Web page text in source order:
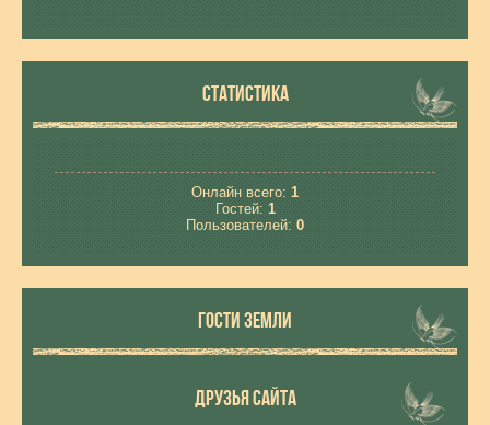
СТАТИСТИКА
Онлайн всего: 1
Гостей: 1
Пользователей: 0
ГОСТИ ЗЕМЛИ
ДРУЗЬЯ САЙТА